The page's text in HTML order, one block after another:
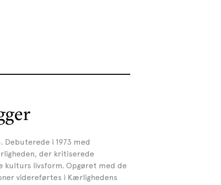
Debuterede i 1973 med
der kritiserede
kulturs livsform. Opgøret med de
videreførtes i Kærlighedens